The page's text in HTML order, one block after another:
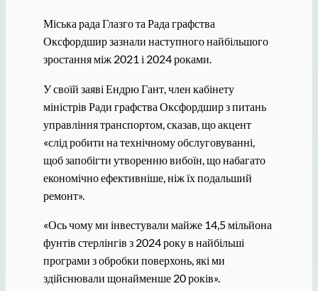
Міська рада Глазго та Рада графства
Оксфордшир зазнали наступного найбільшого
зростання між 2021 і 2024 роками.
У своїй заяві Ендрю Гант, член кабінету
міністрів Ради графства Оксфордшир з питань
управління транспортом, сказав, що акцент
«слід робити на технічному обслуговуванні,
щоб запобігти утворенню вибоїн, що набагато
економічно ефективніше, ніж їх подальший
ремонт».
«Ось чому ми інвестували майже 14,5 мільйона
фунтів стерлінгів з 2024 року в найбільші
програми з обробки поверхонь, які ми
здійснювали щонайменше 20 років».